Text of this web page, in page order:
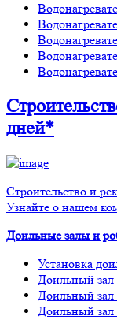
дней*
Строительство и
Узнайте о нашем
Доильные залы и
Установка
Доильный зал
Доильный зал
Доильный зал